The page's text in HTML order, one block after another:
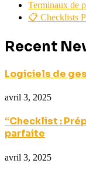
Terminaux de
📋 Checklists
Recent
Logiciels de
avril 3, 2025
“Checklist :
parfaite
avril 3, 2025